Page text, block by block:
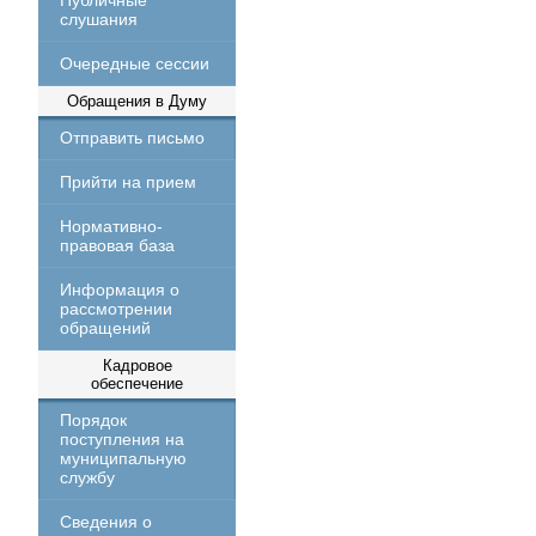
слушания
Очередные сессии
Обращения в Думу
Отправить письмо
Прийти на прием
Нормативно-
правовая база
Информация о
рассмотрении
обращений
Кадровое
обеспечение
Порядок
поступления на
муниципальную
службу
Сведения о